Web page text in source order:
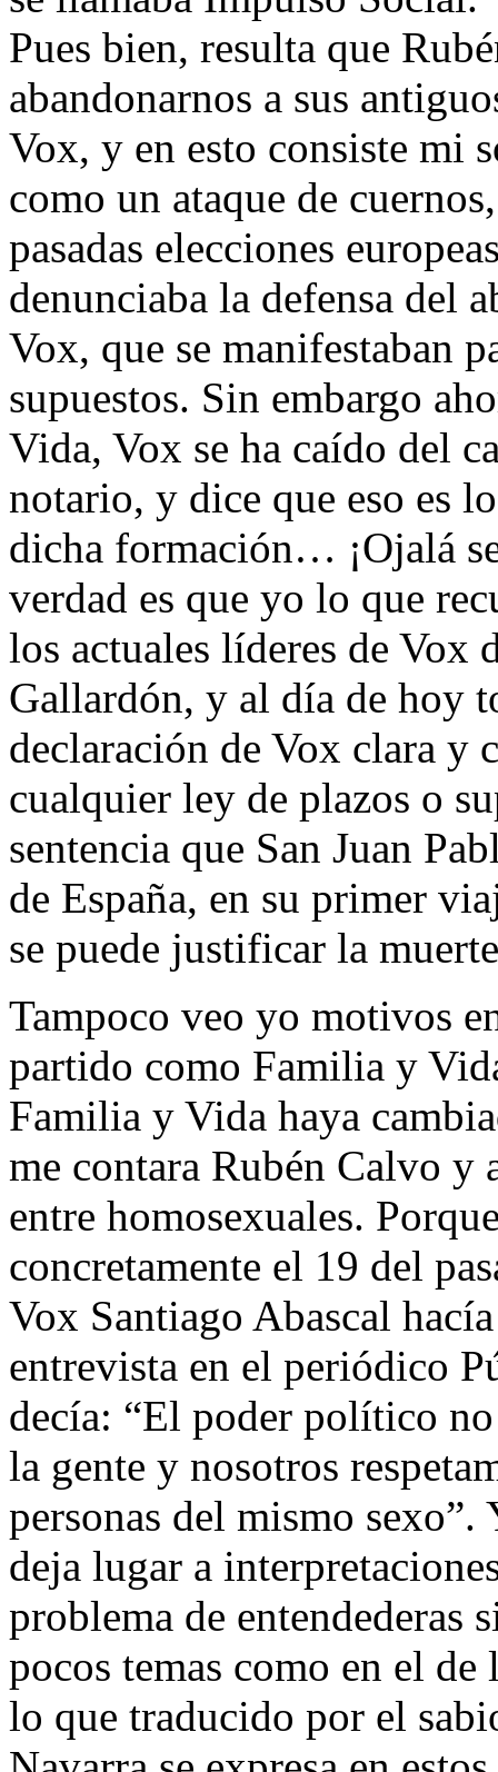
Pues bien, resulta que
abandonarnos a sus
Vox, y en esto consiste mi
como un ataque de
pasadas elecciones
denunciaba la defensa del
Vox, que se manifestaban
supuestos. Sin embargo
Vida, Vox se ha caído del
notario, y dice que eso es
dicha formación… ¡Ojalá
verdad es que yo lo que
los actuales líderes de Vox
Gallardón, y al día de hoy
declaración de Vox clara y
cualquier ley de plazos o
sentencia que San Juan
de España, en su primer
se puede justificar la
Tampoco veo yo motivos
partido como Familia y
Familia y Vida haya
me contara Rubén Calvo y
entre homosexuales.
concretamente el 19 del
Vox Santiago Abascal
entrevista en el periódico
decía: “El poder político no
la gente y nosotros
personas del mismo
deja lugar a
problema de entendederas
pocos temas como en el
lo que traducido por el